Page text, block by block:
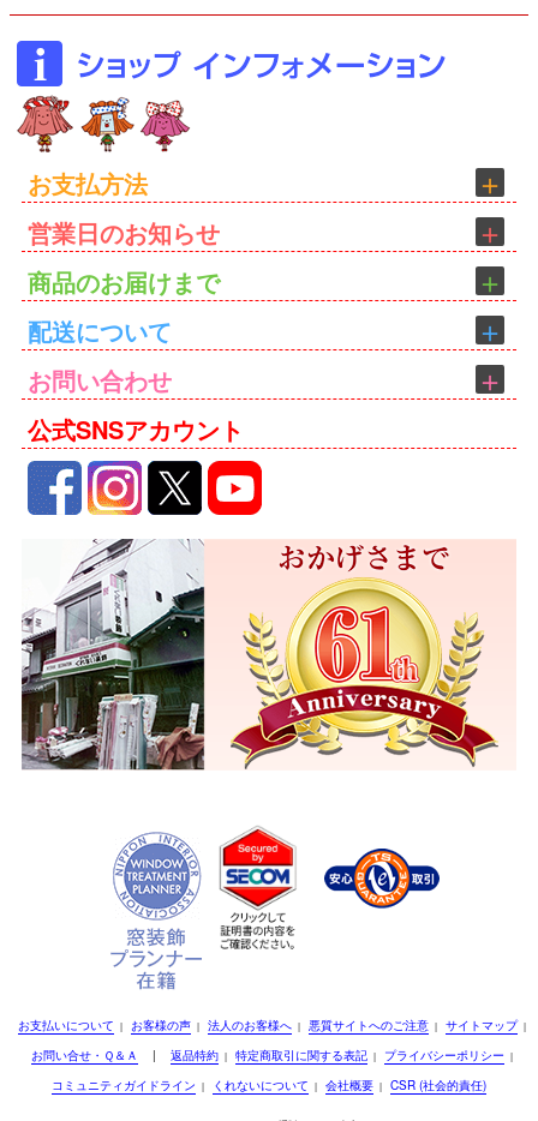
お支払方法
営業日のお知らせ
商品のお届けまで
配送について
お問い合わせ
公式SNSアカウント
お支払いについて | お客様の声 | 法人のお客様へ | 悪質サイトへのご注意 | サイトマップ |
お問い合せ・Ｑ＆Ａ | 返品特約 | 特定商取引に関する表記 | プライバシーポリシー |
コミュニティガイドライン | くれないについて | 会社概要 | CSR (社会的責任)